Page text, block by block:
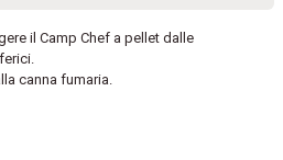
il Camp Chef a pellet dalle
canna fumaria.